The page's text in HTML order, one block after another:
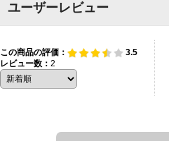
ユーザーレビュー
この商品の評価：
3.5
レビュー数： 2